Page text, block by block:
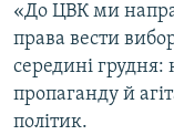
«До ЦВК ми
права вести
середині грудня:
пропаганду й
політик.